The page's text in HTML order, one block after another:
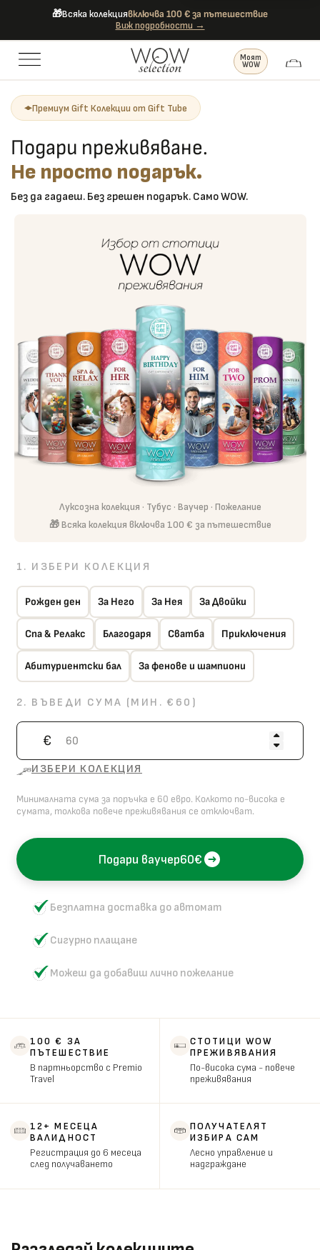
🎁Всяка колекциявключва 100 € за пътешествие
Виж подробности →
Моят
WOW
Премиум Gift Колекции от Gift Tube
Подари преживяване.
Не просто подарък.
Без да гадаеш. Без грешен подарък. Само WOW.
ИЗБЕРИ КОЛЕКЦИЯ
Рожден ден За Него За Нея За Двойки
Спа & Релакс Благодаря Сватба Приключения
Абитуриентски бал За фенове и шампиони
2. ВЪВЕДИ СУМА (МИН. €60)
€
ИЗБЕРИ КОЛЕКЦИЯ
Минималната сума за поръчка е 60 евро. Колкото по-висока е
сумата, толкова повече преживявания се отключват.
Подари ваучер60€
Безплатна доставка до автомат
Сигурно плащане
Можеш да добавиш лично пожелание
Луксозна колекция · Тубус · Ваучер · Пожелание
🎁 Всяка колекция включва 100 € за пътешествие
100 € ЗА
ПЪТЕШЕСТВИЕ
В партньорство с Premio
Travel
СТОТИЦИ WOW
ПРЕЖИВЯВАНИЯ
По-висока сума - повече
преживявания
12+ МЕСЕЦА
ВАЛИДНОСТ
Регистрация до 6 месеца
след получаването
ПОЛУЧАТЕЛЯТ
ИЗБИРА САМ
Лесно управление и
надграждане